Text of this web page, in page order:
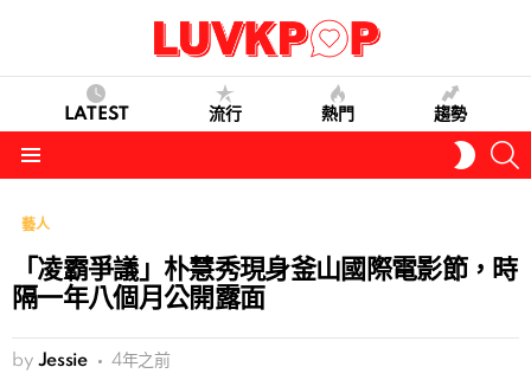
LATEST 流行 熱門 趨勢
SKIN
藝人
「凌霸爭議」朴慧秀現身釜山國際電影節，時
隔一年八個月公開露面
by Jessie 4年之前